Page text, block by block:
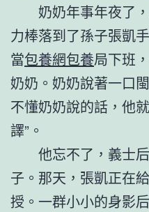
奶奶年事年夜了
力棒落到了孫子張凱
當包養網包養局下班
奶奶。奶奶說著一口
不懂奶奶說的話，他
譯”。
他忘不了，義士
子。那天，張凱正在
授。一群小小的身影